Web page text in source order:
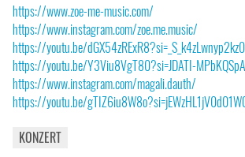
https://www.zoe-me-music.com/
https://www.instagram.com/zoe.me.music/
https://youtu.be/
https://youtu.be/Y3Viu8VgT80?si=JDATI-
https://www.instagram.com/magali.dauth/
https://youtu.be/
KONZERT